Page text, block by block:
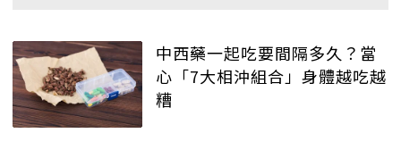
中西藥一起吃要間隔多久？當
心「7大相沖組合」身體越吃越
糟